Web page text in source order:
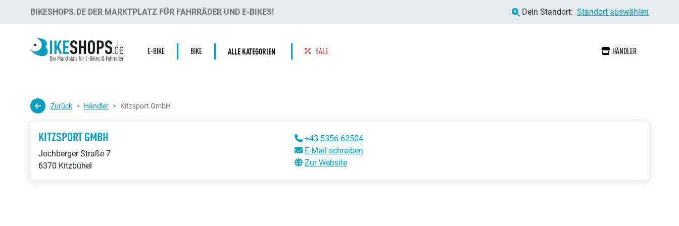
BIKESHOPS.DE DER MARKTPLATZ FÜR FAHRRÄDER UND E-BIKES! Dein Standort: Standort auswählen
E-BIKE BIKE ALLE KATEGORIEN SALE HÄNDLER
Zurück Händler Kitzsport GmbH
KITZSPORT GMBH
Jochberger Straße 7
6370 Kitzbühel
+43 5356 62504
E-Mail schreiben
Zur Website